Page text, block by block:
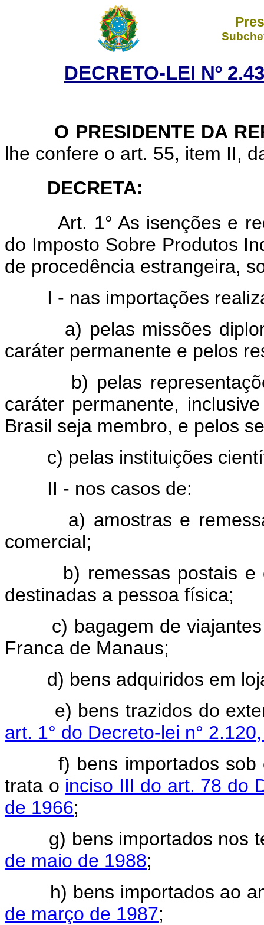
DECRETO-LEI Nº
O PRESIDENTE DA
lhe confere o art. 55, item II,
DECRETA:
Art. 1° As isenções e
do Imposto Sobre Produtos
de procedência estrangeira,
I - nas importações
a) pelas missões
caráter permanente e pelos
b) pelas
caráter permanente,
Brasil seja membro, e pelos
c) pelas instituições
II - nos casos de:
a) amostras e
comercial;
b) remessas postais e
destinadas a pessoa física;
c) bagagem de viajantes
Franca de Manaus;
d) bens adquiridos em
e) bens trazidos do
art. 1° do Decreto-lei n°
f) bens importados sob o
trata o inciso III do art. 78 do
de 1966;
g) bens importados nos
de maio de 1988;
h) bens importados ao
de março de 1987;